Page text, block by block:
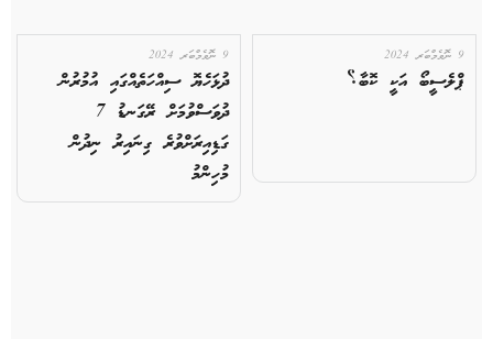
9 ނޮވެމްބަރ 2024
ޕްލެސީބޯ އަކީ ކޮބާ؟
9 ނޮވެމްބަރ 2024
ދުޅަހެޔޮ ސިއްހަތެއްގައި އުމުރުން
ދުވަސްވުމަށް ރޭގަނޑު 7
ގަޑިއިރަށްވުރެ ގިނައިރު ނިދުން
މުހިންމު